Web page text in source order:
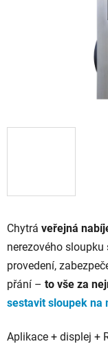
Chytrá veřejná
nerezového sloupku
provedení,
přání – to vše za
sestavit sloupek na
Aplikace + displej +